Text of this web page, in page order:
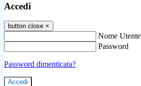
Accedi
button close ×
Nome Utente
Password
Password dimenticata?